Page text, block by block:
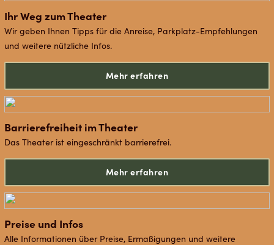
Ihr Weg zum Theater
Wir geben Ihnen Tipps für die Anreise, Parkplatz-Empfehlungen
und weitere nützliche Infos.
Mehr erfahren
Barrierefreiheit im Theater
Das Theater ist eingeschränkt barrierefrei.
Mehr erfahren
Preise und Infos
Alle Informationen über Preise, Ermaßigungen und weitere